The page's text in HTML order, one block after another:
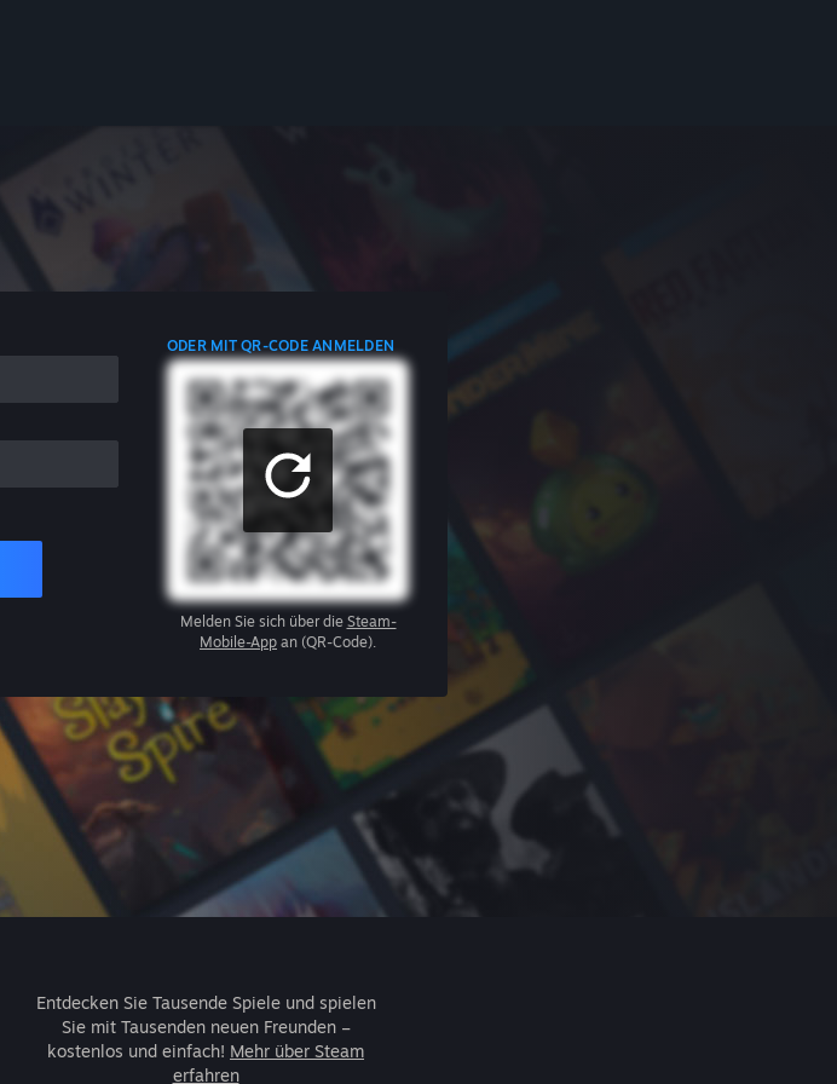
ODER MIT QR-CODE ANMELDEN
Melden Sie sich über die Steam-
Mobile-App an (QR-Code).
Entdecken Sie Tausende Spiele und spielen
Sie mit Tausenden neuen Freunden –
kostenlos und einfach! Mehr über Steam
erfahren